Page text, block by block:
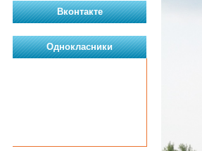
Вконтакте
Однокласники